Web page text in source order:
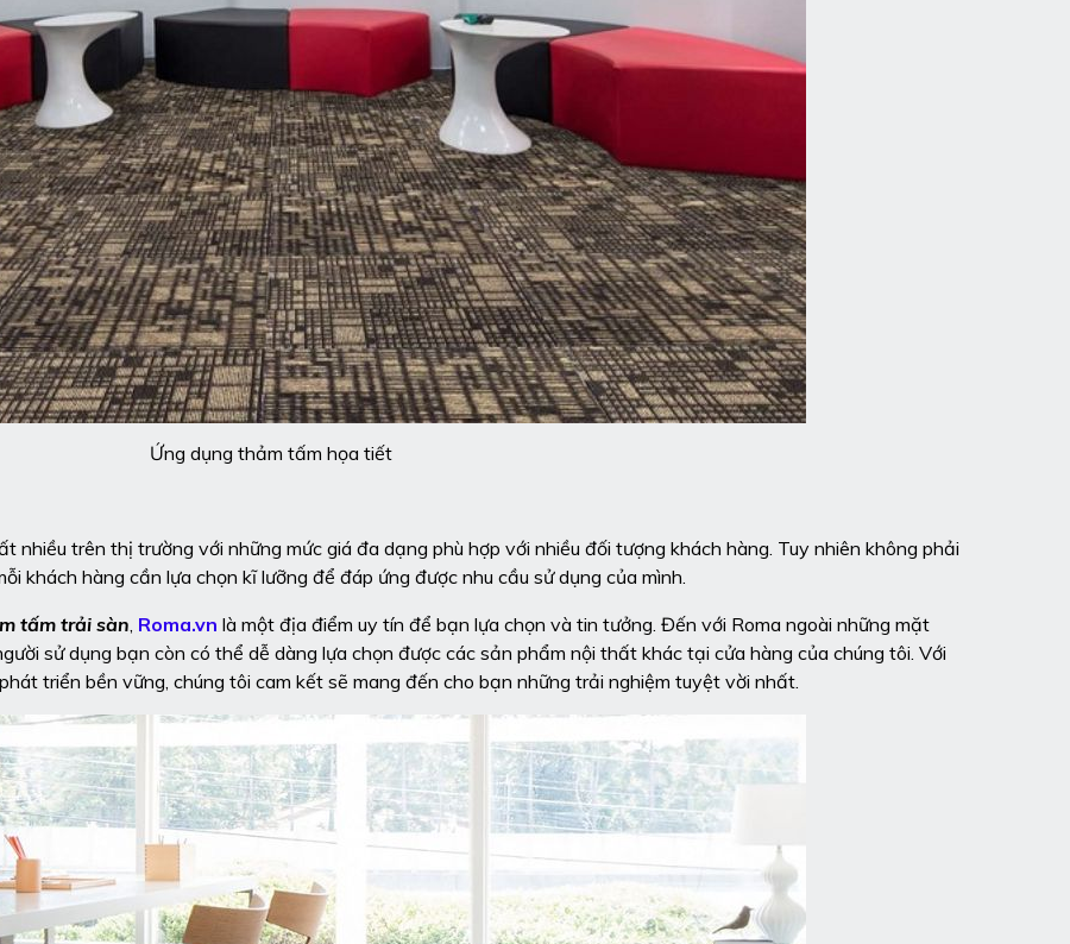
Ứng dụng thảm tấm họa tiết
nhiều trên thị trường với những mức giá đa dạng phù hợp với nhiều đối tượng khách hàng. Tuy nhiên không phải
khách hàng cần lựa chọn kĩ lưỡng để đáp ứng được nhu cầu sử dụng của mình.
tấm trải sàn Roma.vn là một địa điểm uy tín để bạn lựa chọn và tin tưởng. Đến với Roma ngoài những mặt
sử dụng bạn còn có thể dễ dàng lựa chọn được các sản phẩm nội thất khác tại cửa hàng của chúng tôi. Với
triển bền vững, chúng tôi cam kết sẽ mang đến cho bạn những trải nghiệm tuyệt vời nhất.